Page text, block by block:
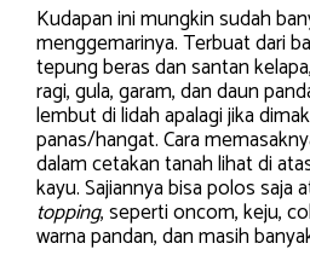
Kudapan ini mungkin sudah
menggemarinya. Terbuat dari
tepung beras dan santan
ragi, gula, garam, dan daun
lembut di lidah apalagi jika
panas/hangat. Cara
dalam cetakan tanah lihat di
kayu. Sajiannya bisa polos saja
topping, seperti oncom, keju,
warna pandan, dan masih